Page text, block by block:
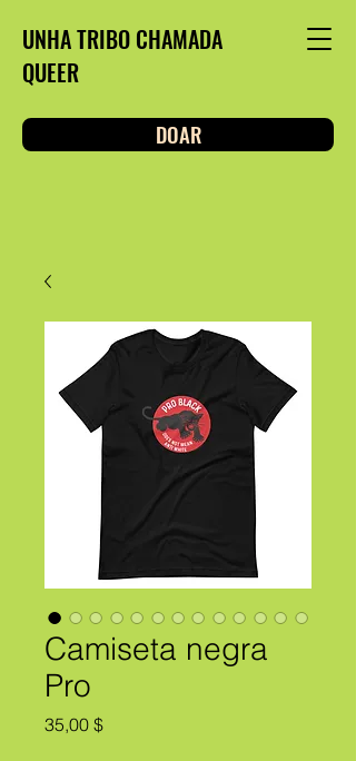
UNHA TRIBO CHAMADA
QUEER
DOAR
Camiseta negra
Pro
35,00 $Price